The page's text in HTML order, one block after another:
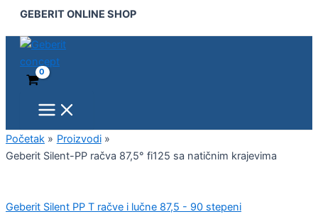
Pređi
sadržaj
GEBERIT ONLINE SHOP
Menu
Početak
Proizvodi
Geberit Silent-PP račva 87,5° fi125 sa natičnim krajevima
Geberit Silent PP T račve i lučne 87,5 - 90 stepeni
Silent-
PP
račva
87,5°
fi125
natičnim
krajevima
količina